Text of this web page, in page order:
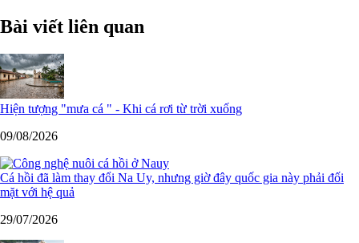
Bài viết liên quan
Hiện tượng "mưa cá " - Khi cá rơi từ trời xuống
09/08/2026
Cá hồi đã làm thay đổi Na Uy, nhưng giờ đây quốc gia này phải đối
mặt với hệ quả
29/07/2026